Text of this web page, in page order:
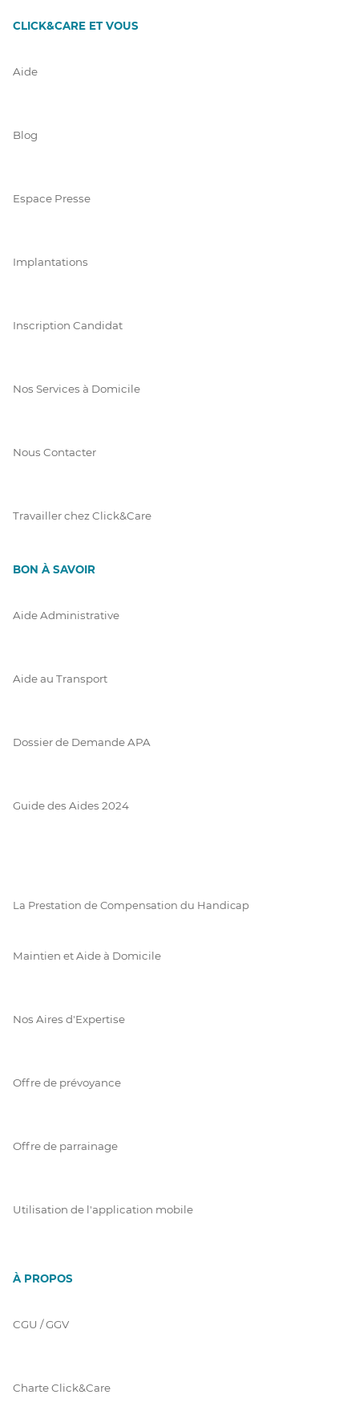
CLICK&CARE ET VOUS
Aide
Blog
Espace Presse
Implantations
Inscription Candidat
Nos Services à Domicile
Nous Contacter
Travailler chez Click&Care
BON À SAVOIR
Aide Administrative
Aide au Transport
Dossier de Demande APA
Guide des Aides 2024
La Prestation de Compensation du Handicap
Maintien et Aide à Domicile
Nos Aires d'Expertise
Offre de prévoyance
Offre de parrainage
Utilisation de l'application mobile
À PROPOS
CGU / GGV
Charte Click&Care